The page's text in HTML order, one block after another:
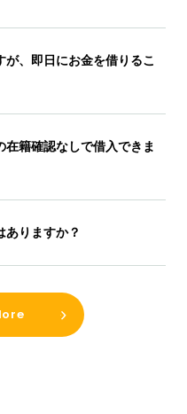
、即日にお金を借りるこ
籍確認なしで借入できま
ありますか？